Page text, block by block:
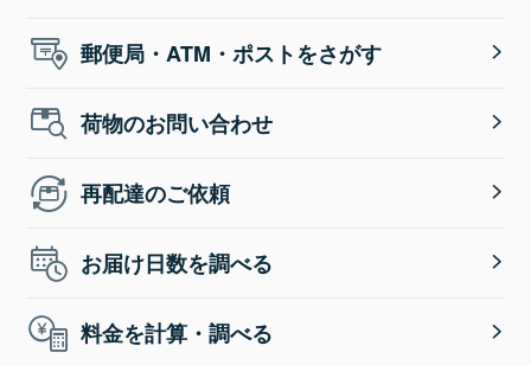
郵便局・ATM・ポストをさがす
荷物のお問い合わせ
再配達のご依頼
お届け日数を調べる
料金を計算・調べる